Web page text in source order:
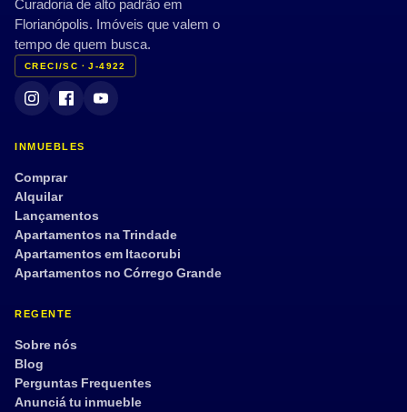
Curadoria de alto padrão em
Florianópolis. Imóveis que valem o
tempo de quem busca.
CRECI/SC · J-4922
INMUEBLES
Comprar
Alquilar
Lançamentos
Apartamentos na Trindade
Apartamentos em Itacorubi
Apartamentos no Córrego Grande
REGENTE
Sobre nós
Blog
Perguntas Frequentes
Anunciá tu inmueble